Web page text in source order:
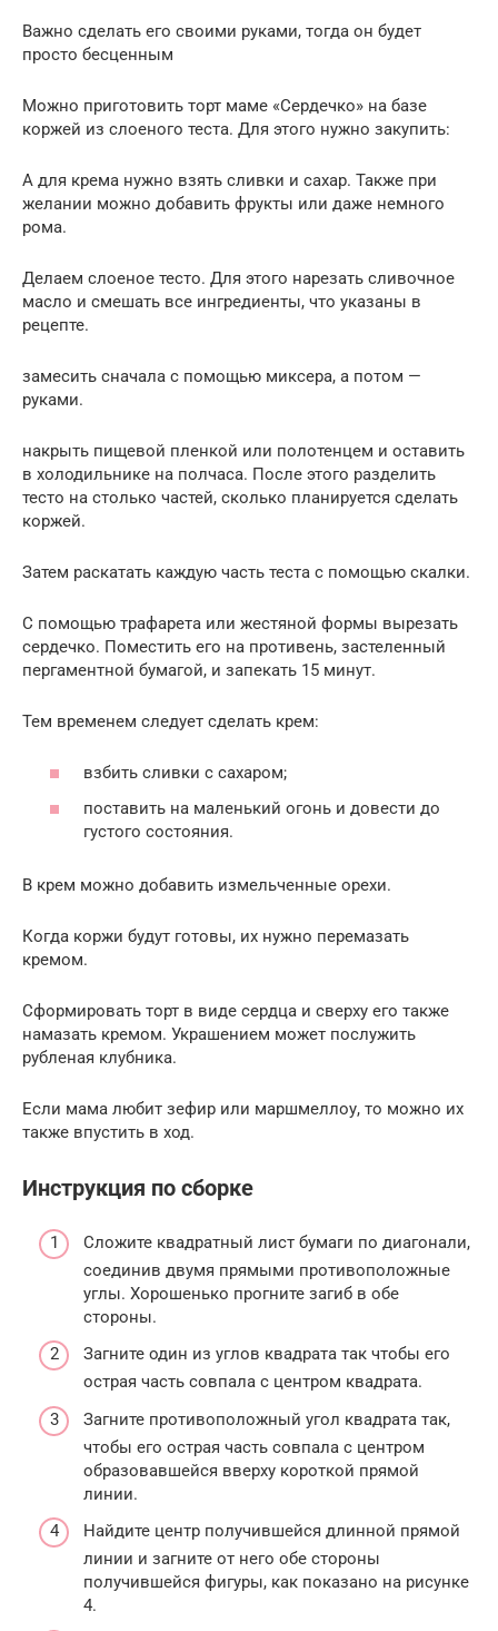
Важно сделать его своими руками, тогда он будет
просто бесценным
Можно приготовить торт маме «Сердечко» на базе
коржей из слоеного теста. Для этого нужно закупить:
А для крема нужно взять сливки и сахар. Также при
желании можно добавить фрукты или даже немного
рома.
Делаем слоеное тесто. Для этого нарезать сливочное
масло и смешать все ингредиенты, что указаны в
рецепте.
замесить сначала с помощью миксера, а потом —
руками.
накрыть пищевой пленкой или полотенцем и оставить
в холодильнике на полчаса. После этого разделить
тесто на столько частей, сколько планируется сделать
коржей.
Затем раскатать каждую часть теста с помощью скалки.
С помощью трафарета или жестяной формы вырезать
сердечко. Поместить его на противень, застеленный
пергаментной бумагой, и запекать 15 минут.
Тем временем следует сделать крем:
взбить сливки с сахаром;
поставить на маленький огонь и довести до
густого состояния.
В крем можно добавить измельченные орехи.
Когда коржи будут готовы, их нужно перемазать
кремом.
Сформировать торт в виде сердца и сверху его также
намазать кремом. Украшением может послужить
рубленая клубника.
Если мама любит зефир или маршмеллоу, то можно их
также впустить в ход.
Инструкция по сборке
Сложите квадратный лист бумаги по диагонали,
соединив двумя прямыми противоположные
углы. Хорошенько прогните загиб в обе
стороны.
Загните один из углов квадрата так чтобы его
острая часть совпала с центром квадрата.
Загните противоположный угол квадрата так,
чтобы его острая часть совпала с центром
образовавшейся вверху короткой прямой
линии.
Найдите центр получившейся длинной прямой
линии и загните от него обе стороны
получившейся фигуры, как показано на рисунке
4.